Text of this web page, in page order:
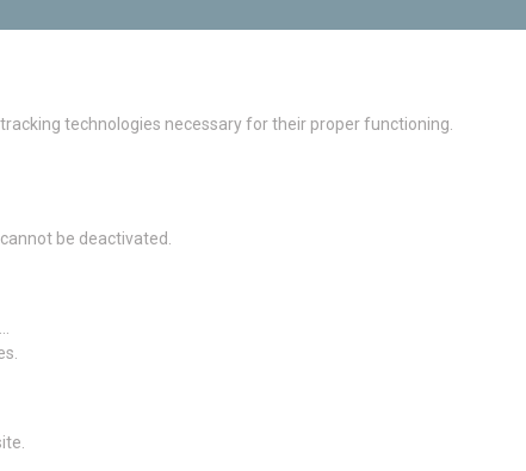
technologies necessary for their proper functioning.
be deactivated.